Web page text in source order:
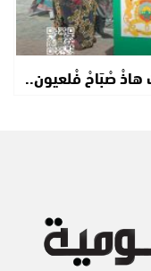
هاذْ صْبَاحْ فْلعيون..